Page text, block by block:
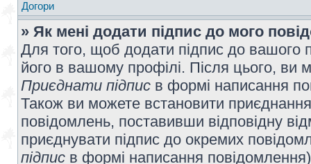
Догори
» Як мені додати підпис до мого
Для того, щоб додати підпис до вашого
його в вашому профілі. Після цього, ви
Приєднати підпис в формі написання
Також ви можете встановити
повідомлень, поставивши відповідну
приєднувати підпис до окремих
підпис в формі написання